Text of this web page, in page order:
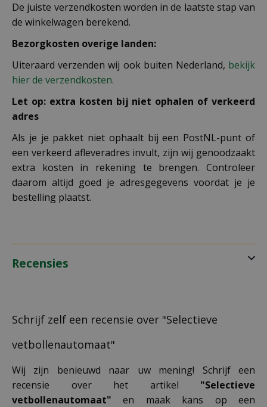
De juiste verzendkosten worden in de laatste stap van
de winkelwagen berekend.
Bezorgkosten overige landen:
Uiteraard verzenden wij ook buiten Nederland, bekijk
hier de verzendkosten.
Let op: extra kosten bij niet ophalen of verkeerd
adres
Als je je pakket niet ophaalt bij een PostNL-punt of
een verkeerd afleveradres invult, zijn wij genoodzaakt
extra kosten in rekening te brengen. Controleer
daarom altijd goed je adresgegevens voordat je je
bestelling plaatst.
Recensies
Schrijf zelf een recensie over "Selectieve
vetbollenautomaat"
Wij zijn benieuwd naar uw mening! Schrijf een
recensie over het artikel "Selectieve
vetbollenautomaat" en maak kans op een